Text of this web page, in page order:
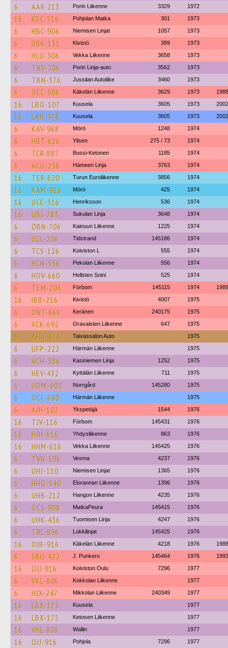
6 AAR-213 Porin Liikenne 3329 1972
16 KEC-516 Pohjolan Matka 301 1973
6 HBC-906 Niemisen Linjat 1057 1973
6 UBK-131 Kivistö 389 1973
6 HLU-306 Vekka Liikenne 3658 1973
6 TNV-706 Porin Linja-auto 3562 1973
6 TBN-376 Jussilan Autoliike 3460 1973
6 OEC-506 Käkelän Liikenne 3629 1973 1988
16 LBO-107 Kuusela 3605 1973 2002
16 LAN-978 Kuusela 3605 1973 2002
6 KAV-968 Mörö 1248 1974
6 HBT-626 Ylisen 275 / 73 1974
6 TCR-887 Bussi-Ketonen 1185 1974
6 ACU-256 Hämeen Linja 3763 1974
16 TER-620 Turun Euroliikenne 3856 1974
16 KAM-916 Mörö 425 1974
16 UCE-516 Henriksson 536 1974
16 UBJ-783 Sukulan Linja 3648 1974
6 OBN-706 Kainuun Liikenne 1225 1974
6 UCL-206 Tidstrand 145186 1974
6 TCS-126 Koiviston L 555 1974
6 HCN-556 Pekolan Liikenne 556 1974
6 HOV-660 Hellsten Soini 525 1974
6 TEM-206 Förbom 145115 1974 1989
16 IBB-216 Kivistö 4007 1975
6 ONT-666 Keränen 240175 1975
6 VCK-692 Oravaisten Liikenne 647 1975
6 AHA-474 Taivassalon Auto 1975
6 UFP-222 Härmän Liikenne 1975
6 HCH-386 Kasiniemen Linja 1252 1975
6 HEV-432 Kyttälän Liikenne 711 1975
6 UOM-602 Norrgård 145280 1975
6 OCC-680 Härmän Liikenne 1975
6 AJH-102 Ykspetäjä 1544 1976
16 TJV-116 Förbom 145431 1976
16 HJH-616 Yhdysliikenne 863 1976
16 HHM-616 Vekka Liikenne 145425 1976
6 TVN-106 Vesma 4237 1976
6 UHJ-110 Niemisen Linjat 1365 1976
6 HHO-540 Elorannan Liikenne 1396 1976
6 UHB-212 Hangon Liikenne 4235 1976
6 OCS-908 MatkaPeura 145415 1976
6 UHK-436 Tuomisen Linja 4247 1976
6 TRL-896 Lokkilinjat 145425 1976
16 OJB-916 Käkelän Liikenne 4218 1976 1988
6 SBU-422 J. Punkero 145464 1976 1993
16 OJJ-916 Koiviston Oulu 7296 1977
6 VKL-806 Kokkolan Liikenne 1977
6 HJX-247 Mikkolan Liikenne 240349 1977
16 LBX-175 Kuusela 1977
16 LBX-175 Ketosen Liikenne 1977
16 VHL-808 Wallin 1977
16 OJJ-916 Pohjola 7296 1977